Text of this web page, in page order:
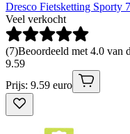
Dresco Fietsketting Sporty
Veel verkocht
(7)Beoordeeld met 4.0 van
9.59
Prijs: 9.59 euro